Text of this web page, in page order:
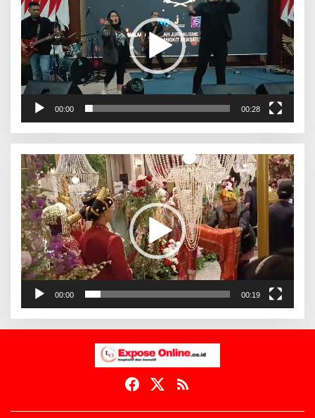
00:00 00:28
Pemutar
Video
00:00 00:19